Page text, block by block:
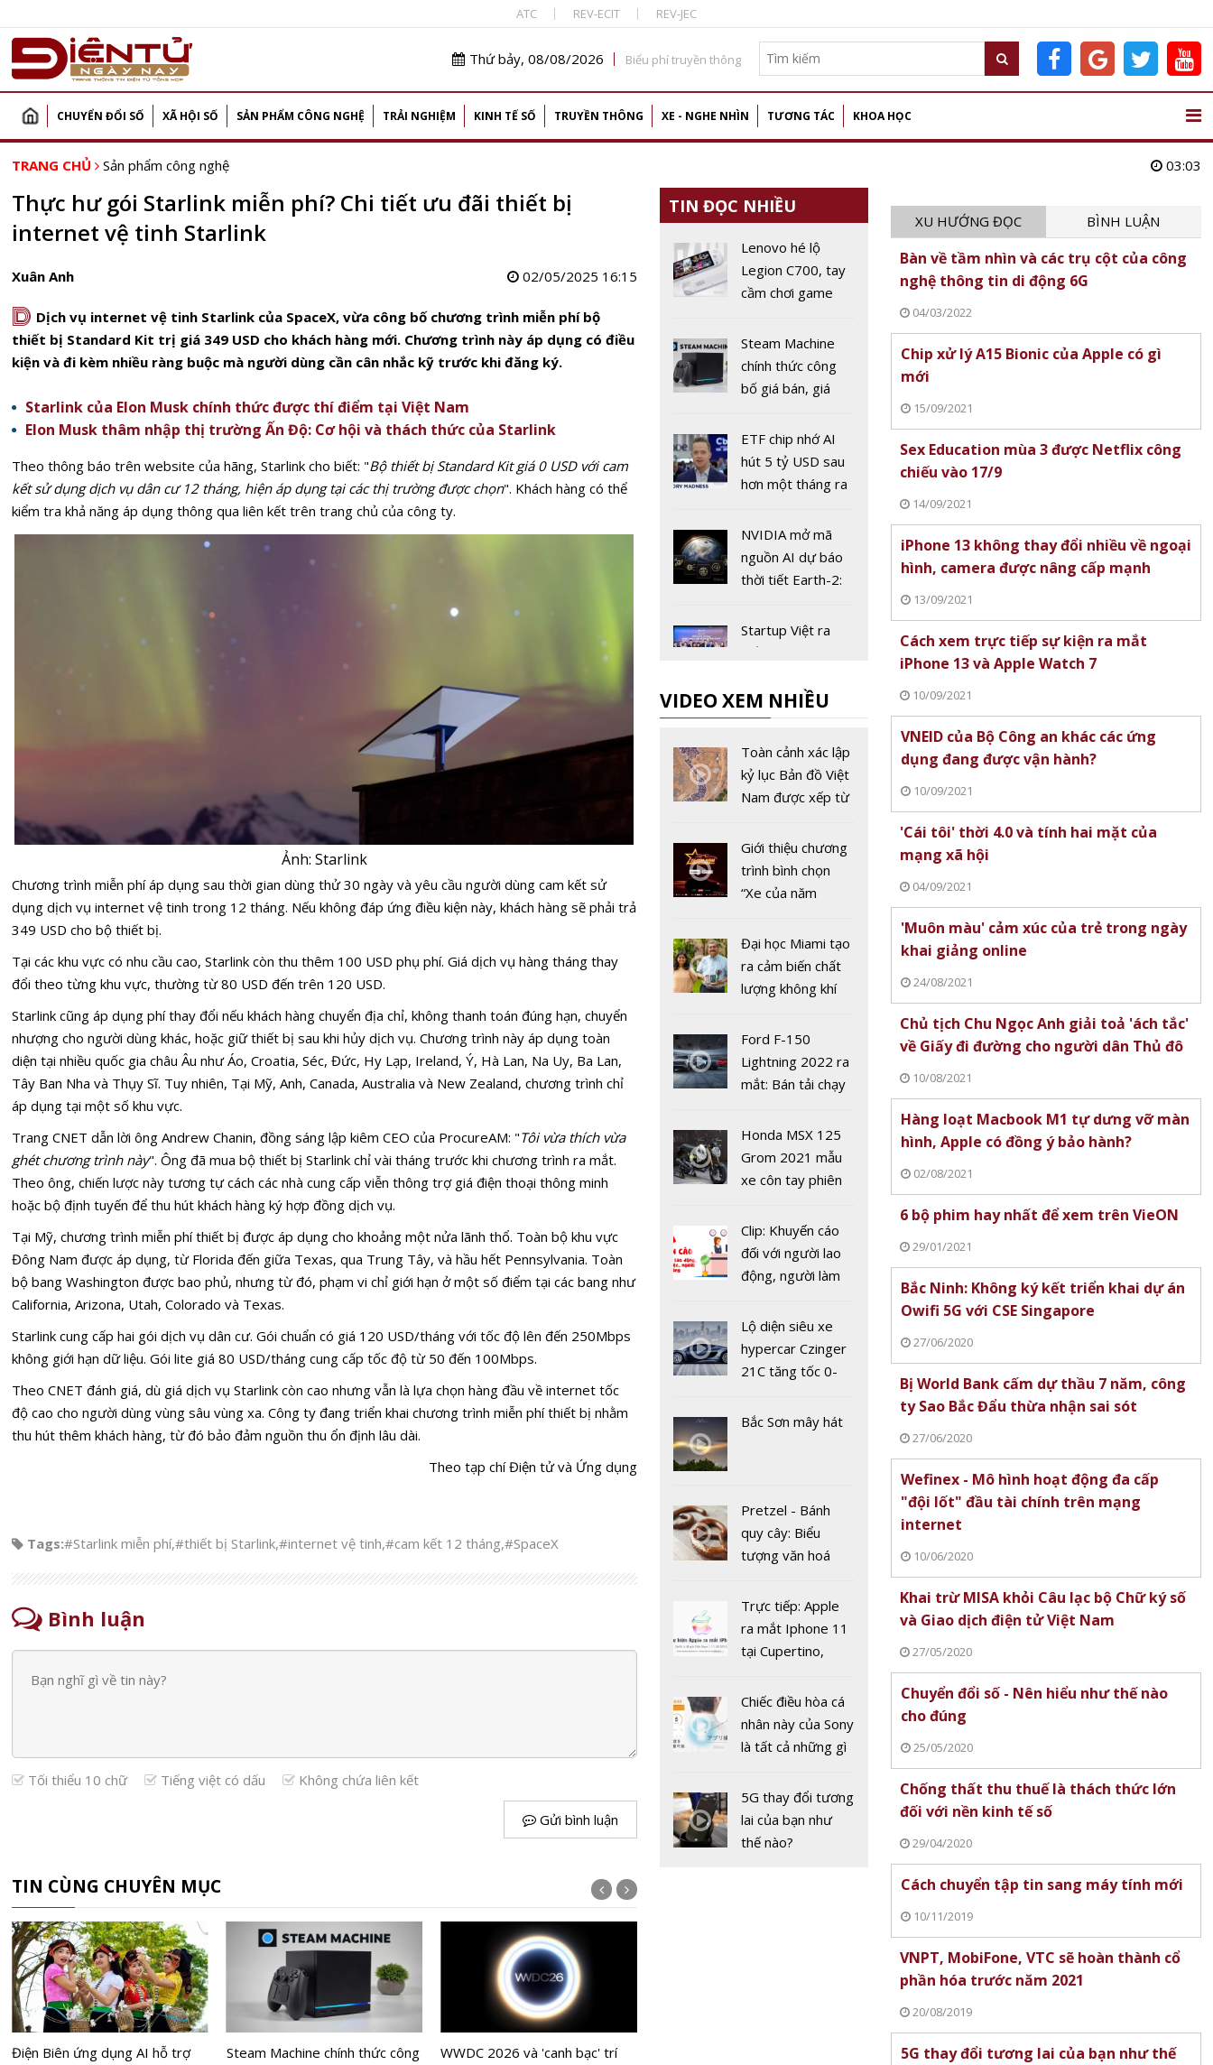
ATC REV-ECIT REV-JEC
Thứ bảy, 08/08/2026 Biểu phí truyền thông
CHUYỂN ĐỔI SỐ XÃ HỘI SỐ SẢN PHẨM CÔNG NGHỆ TRẢI NGHIỆM KINH TẾ SỐ TRUYỀN THÔNG XE - NGHE NHÌN TƯƠNG TÁC KHOA HỌC
TRANG CHỦ Sản phẩm công nghệ 03:03
Thực hư gói Starlink miễn phí? Chi tiết ưu đãi thiết bị
internet vệ tinh Starlink
Xuân Anh 02/05/2025 16:15
D Dịch vụ internet vệ tinh Starlink của SpaceX, vừa công bố chương trình miễn phí bộ
thiết bị Standard Kit trị giá 349 USD cho khách hàng mới. Chương trình này áp dụng có điều
kiện và đi kèm nhiều ràng buộc mà người dùng cần cân nhắc kỹ trước khi đăng ký.
Starlink của Elon Musk chính thức được thí điểm tại Việt Nam
Elon Musk thâm nhập thị trường Ấn Độ: Cơ hội và thách thức của Starlink
Theo thông báo trên website của hãng, Starlink cho biết: "Bộ thiết bị Standard Kit giá 0 USD với cam
kết sử dụng dịch vụ dân cư 12 tháng, hiện áp dụng tại các thị trường được chọn". Khách hàng có thể
kiểm tra khả năng áp dụng thông qua liên kết trên trang chủ của công ty.
Ảnh: Starlink
Chương trình miễn phí áp dụng sau thời gian dùng thử 30 ngày và yêu cầu người dùng cam kết sử
dụng dịch vụ internet vệ tinh trong 12 tháng. Nếu không đáp ứng điều kiện này, khách hàng sẽ phải trả
349 USD cho bộ thiết bị.
Tại các khu vực có nhu cầu cao, Starlink còn thu thêm 100 USD phụ phí. Giá dịch vụ hàng tháng thay
đổi theo từng khu vực, thường từ 80 USD đến trên 120 USD.
Starlink cũng áp dụng phí thay đổi nếu khách hàng chuyển địa chỉ, không thanh toán đúng hạn, chuyển
nhượng cho người dùng khác, hoặc giữ thiết bị sau khi hủy dịch vụ. Chương trình này áp dụng toàn
diện tại nhiều quốc gia châu Âu như Áo, Croatia, Séc, Đức, Hy Lạp, Ireland, Ý, Hà Lan, Na Uy, Ba Lan,
Tây Ban Nha và Thụy Sĩ. Tuy nhiên, Tại Mỹ, Anh, Canada, Australia và New Zealand, chương trình chỉ
áp dụng tại một số khu vực.
Trang CNET dẫn lời ông Andrew Chanin, đồng sáng lập kiêm CEO của ProcureAM: "Tôi vừa thích vừa
ghét chương trình này". Ông đã mua bộ thiết bị Starlink chỉ vài tháng trước khi chương trình ra mắt.
Theo ông, chiến lược này tương tự cách các nhà cung cấp viễn thông trợ giá điện thoại thông minh
hoặc bộ định tuyến để thu hút khách hàng ký hợp đồng dịch vụ.
Tại Mỹ, chương trình miễn phí thiết bị được áp dụng cho khoảng một nửa lãnh thổ. Toàn bộ khu vực
Đông Nam được áp dụng, từ Florida đến giữa Texas, qua Trung Tây, và hầu hết Pennsylvania. Toàn
bộ bang Washington được bao phủ, nhưng từ đó, phạm vi chỉ giới hạn ở một số điểm tại các bang như
California, Arizona, Utah, Colorado và Texas.
Starlink cung cấp hai gói dịch vụ dân cư. Gói chuẩn có giá 120 USD/tháng với tốc độ lên đến 250Mbps
không giới hạn dữ liệu. Gói lite giá 80 USD/tháng cung cấp tốc độ từ 50 đến 100Mbps.
Theo CNET đánh giá, dù giá dịch vụ Starlink còn cao nhưng vẫn là lựa chọn hàng đầu về internet tốc
độ cao cho người dùng vùng sâu vùng xa. Công ty đang triển khai chương trình miễn phí thiết bị nhằm
thu hút thêm khách hàng, từ đó bảo đảm nguồn thu ổn định lâu dài.
Theo tạp chí Điện tử và Ứng dụng
Tags:#Starlink miễn phí,#thiết bị Starlink,#internet vệ tinh,#cam kết 12 tháng,#SpaceX
Bình luận
Tối thiểu 10 chữ Tiếng việt có dấu Không chứa liên kết
Gửi bình luận
TIN CÙNG CHUYÊN MỤC
Điện Biên ứng dụng AI hỗ trợ
Steam Machine chính thức công
WWDC 2026 và 'canh bạc' trí
Hãng phim Trung Quốc gây
bão khi giới thiệu 'diễn viên' AI
gaming cảm ứng
thế giới
TIN ĐỌC NHIỀU
Lenovo hé lộ
Legion C700, tay
cầm chơi game
trễ 10 mili giây
Steam Machine
chính thức công
bố giá bán, giá
đồng
ETF chip nhớ AI
hút 5 tỷ USD sau
hơn một tháng ra
NVIDIA mở mã
nguồn AI dự báo
thời tiết Earth-2:
ngày nhanh gấp
60 lần
Startup Việt ra
mắt hệ sinh thái
giao tiếp toàn cầu
cho người Việt
hợp tác cùng phát
triển phương
pháp đo kiểm
Pin lithium-ion:
tương lai
Bionic của Apple
Top 5 ứng dụng
đặt đồ ăn online
thất vọng
Cặp đôi Honor
Tablet 6 và X6 đã
chính thức được
VIDEO XEM NHIỀU
Toàn cảnh xác lập
kỷ lục Bản đồ Việt
Nam được xếp từ
năm 2022
Giới thiệu chương
trình bình chọn
“Xe của năm
Đại học Miami tạo
ra cảm biến chất
lượng không khí
19
Ford F-150
Lightning 2022 ra
mắt: Bán tải chạy
chưa đến 40 nghìn
USD
Honda MSX 125
Grom 2021 mẫu
xe côn tay phiên
Clip: Khuyến cáo
đối với người lao
động, người làm
hàng tại khu dịch
vụ trong dịch
Covid-19
Lộ diện siêu xe
hypercar Czinger
21C tăng tốc 0-
2 giây
Bắc Sơn mây hát
Pretzel - Bánh
quy cây: Biểu
tượng văn hoá
tranh cãi về nguồn
gốc
Trực tiếp: Apple
ra mắt Iphone 11
tại Cupertino,
Chiếc điều hòa cá
nhân này của Sony
là tất cả những gì
sót qua mùa hè
nóng nực
5G thay đổi tương
lai của bạn như
thế nào?
XU HƯỚNG ĐỌC BÌNH LUẬN
Bàn về tầm nhìn và các trụ cột của công
nghệ thông tin di động 6G
04/03/2022
Chip xử lý A15 Bionic của Apple có gì
mới
15/09/2021
Sex Education mùa 3 được Netflix công
chiếu vào 17/9
14/09/2021
iPhone 13 không thay đổi nhiều về ngoại
hình, camera được nâng cấp mạnh
13/09/2021
Cách xem trực tiếp sự kiện ra mắt
iPhone 13 và Apple Watch 7
10/09/2021
VNEID của Bộ Công an khác các ứng
dụng đang được vận hành?
10/09/2021
'Cái tôi' thời 4.0 và tính hai mặt của
mạng xã hội
04/09/2021
'Muôn màu' cảm xúc của trẻ trong ngày
khai giảng online
24/08/2021
Chủ tịch Chu Ngọc Anh giải toả 'ách tắc'
về Giấy đi đường cho người dân Thủ đô
10/08/2021
Hàng loạt Macbook M1 tự dưng vỡ màn
hình, Apple có đồng ý bảo hành?
02/08/2021
6 bộ phim hay nhất để xem trên VieON
29/01/2021
Bắc Ninh: Không ký kết triển khai dự án
Owifi 5G với CSE Singapore
27/06/2020
Bị World Bank cấm dự thầu 7 năm, công
ty Sao Bắc Đẩu thừa nhận sai sót
27/06/2020
Wefinex - Mô hình hoạt động đa cấp
"đội lốt" đầu tài chính trên mạng
internet
10/06/2020
Khai trừ MISA khỏi Câu lạc bộ Chữ ký số
và Giao dịch điện tử Việt Nam
27/05/2020
Chuyển đổi số - Nên hiểu như thế nào
cho đúng
25/05/2020
Chống thất thu thuế là thách thức lớn
đối với nền kinh tế số
29/04/2020
Cách chuyển tập tin sang máy tính mới
10/11/2019
VNPT, MobiFone, VTC sẽ hoàn thành cổ
phần hóa trước năm 2021
20/08/2019
5G thay đổi tương lai của bạn như thế